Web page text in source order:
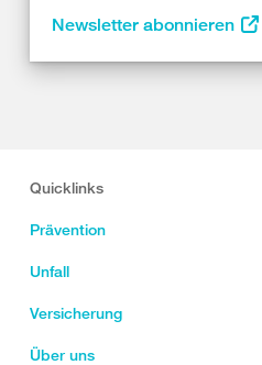
Newsletter abonnieren
Quicklinks
Prävention
Unfall
Versicherung
Über uns